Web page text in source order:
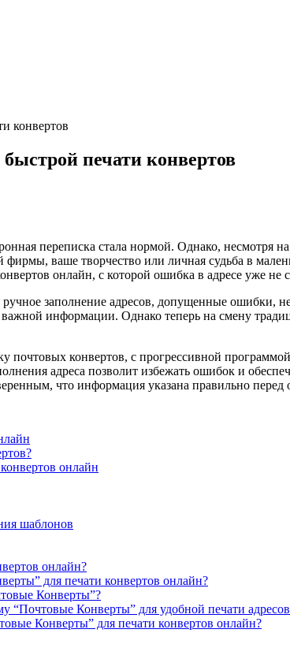
конвертов
печати конвертов
переписка стала нормой. Однако, несмотря
ваше творчество или личная судьба в
онлайн, с которой ошибка в адресе уже не
заполнение адресов, допущенные ошибки,
информации. Однако теперь на смену
конвертов, с прогрессивной
адреса позволит избежать ошибок и
что информация указана правильно перед
онлайн
шаблонов
онлайн?
для печати конвертов онлайн?
Конверты”?
Конверты” для удобной печати
Конверты” для печати конвертов онлайн?